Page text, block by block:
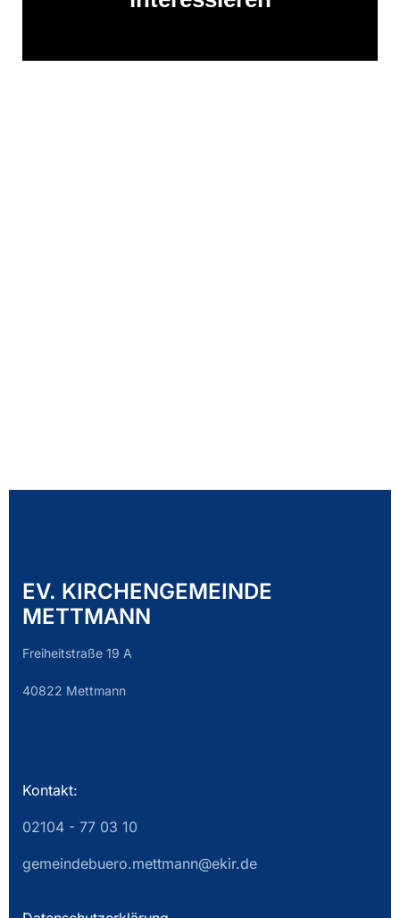
EV. KIRCHENGEMEINDE
METTMANN
Freiheitstraße 19 A
40822 Mettmann
Kontakt:
02104 - 77 03 10
gemeindebuero.mettmann@ekir.de